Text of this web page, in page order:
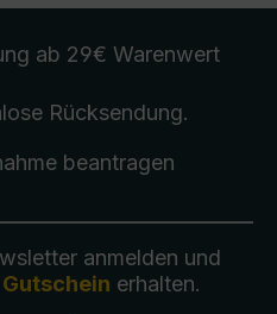
ab 29€ Warenwert
Rücksendung.
beantragen
anmelden und
erhalten.